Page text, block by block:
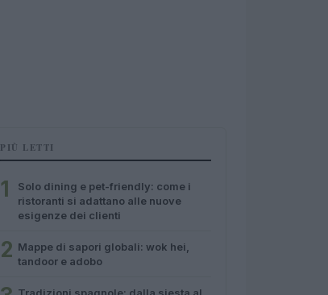
PIÙ LETTI
1
Solo dining e pet-friendly: come i
ristoranti si adattano alle nuove
esigenze dei clienti
2 Mappe di sapori globali: wok hei,
tandoor e adobo